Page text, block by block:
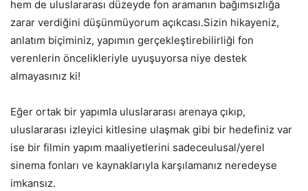
hem de uluslararası düzeyde fon aramanın bağımsızlığa
zarar verdiğini düşünmüyorum açıkcası.Sizin hikayeniz,
anlatım biçiminiz, yapımın gerçekleştirebilirliği fon
verenlerin öncelikleriyle uyuşuyorsa niye destek
almayasınız ki!
Eğer ortak bir yapımla uluslararası arenaya çıkıp,
uluslararası izleyici kitlesine ulaşmak gibi bir hedefiniz var
ise bir filmin yapım maaliyetlerini sadeceulusal/yerel
sinema fonları ve kaynaklarıyla karşılamanız neredeyse
imkansız.